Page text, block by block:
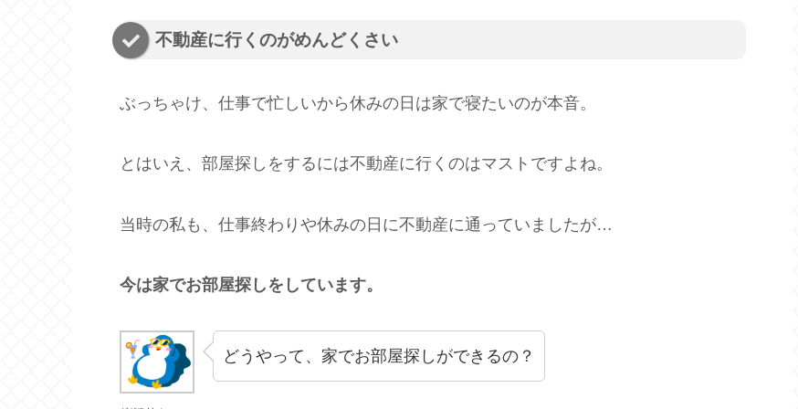
不動産に行くのがめんどくさい
ぶっちゃけ、仕事で忙しいから休みの日は家で寝たいのが本音。
とはいえ、部屋探しをするには不動産に行くのはマストですよね。
当時の私も、仕事終わりや休みの日に不動産に通っていましたが…
今は家でお部屋探しをしています。
どうやって、家でお部屋探しができるの？